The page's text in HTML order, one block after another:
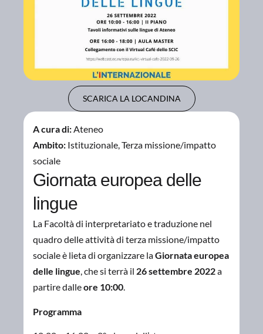
SCARICA LA LOCANDINA
A cura di:Ateneo
Ambito: Istituzionale,Terza missione/impatto
sociale
Giornata europea delle
lingue
La Facoltà di interpretariato e traduzione nel
quadro delle attività di terza missione/impatto
sociale è lieta di organizzare laGiornata europea
delle lingue, che si terrà il 26 settembre 2022a
partire dalleore 10:00.
Programma